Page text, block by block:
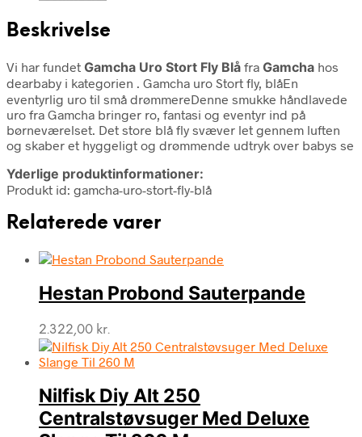
Beskrivelse
Vi har fundet Gamcha Uro Stort Fly Blå fra Gamcha hos
dearbaby i kategorien . Gamcha uro Stort fly, blåEn
eventyrlig uro til små drømmereDenne smukke håndlavede
uro fra Gamcha bringer ro, fantasi og eventyr ind på
børneværelset. Det store blå fly svæver let gennem luften
og skaber et hyggeligt og drømmende udtryk over babys se
Yderlige produktinformationer:
Produkt id: gamcha-uro-stort-fly-blå
Relaterede varer
Hestan Probond Sauterpande
2.322,00 kr.
Nilfisk Diy Alt 250
Centralstøvsuger Med Deluxe